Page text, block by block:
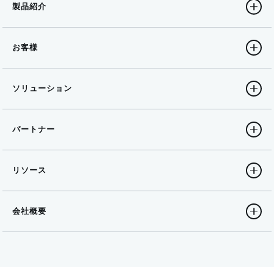
製品紹介
お客様
ソリューション
パートナー
リソース
会社概要